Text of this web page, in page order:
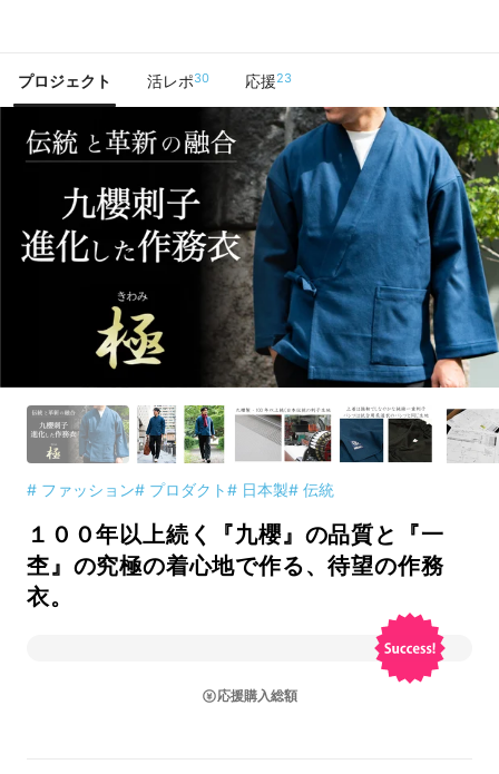
プロジェクト 活レポ30 応援23
# ファッション# プロダクト# 日本製# 伝統
１００年以上続く『九櫻』の品質と『一
杢』の究極の着心地で作る、待望の作務
衣。
応援購入総額